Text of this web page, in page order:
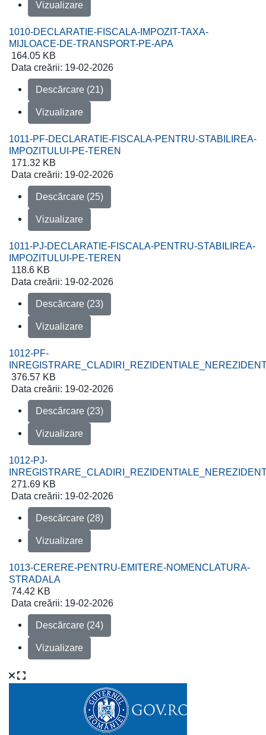
Vizualizare
1010-DECLARATIE-FISCALA-IMPOZIT-TAXA-
MIJLOACE-DE-TRANSPORT-PE-APA
164.05 KB
Data creării: 19-02-2026
Descărcare (21)
Vizualizare
1011-PF-DECLARATIE-FISCALA-PENTRU-STABILIREA-
IMPOZITULUI-PE-TEREN
171.32 KB
Data creării: 19-02-2026
Descărcare (25)
Vizualizare
1011-PJ-DECLARATIE-FISCALA-PENTRU-STABILIREA-
IMPOZITULUI-PE-TEREN
118.6 KB
Data creării: 19-02-2026
Descărcare (23)
Vizualizare
1012-PF-
376.57 KB
Data creării: 19-02-2026
Descărcare (23)
Vizualizare
1012-PJ-
271.69 KB
Data creării: 19-02-2026
Descărcare (28)
Vizualizare
1013-CERERE-PENTRU-EMITERE-NOMENCLATURA-
STRADALA
74.42 KB
Data creării: 19-02-2026
Descărcare (24)
Vizualizare